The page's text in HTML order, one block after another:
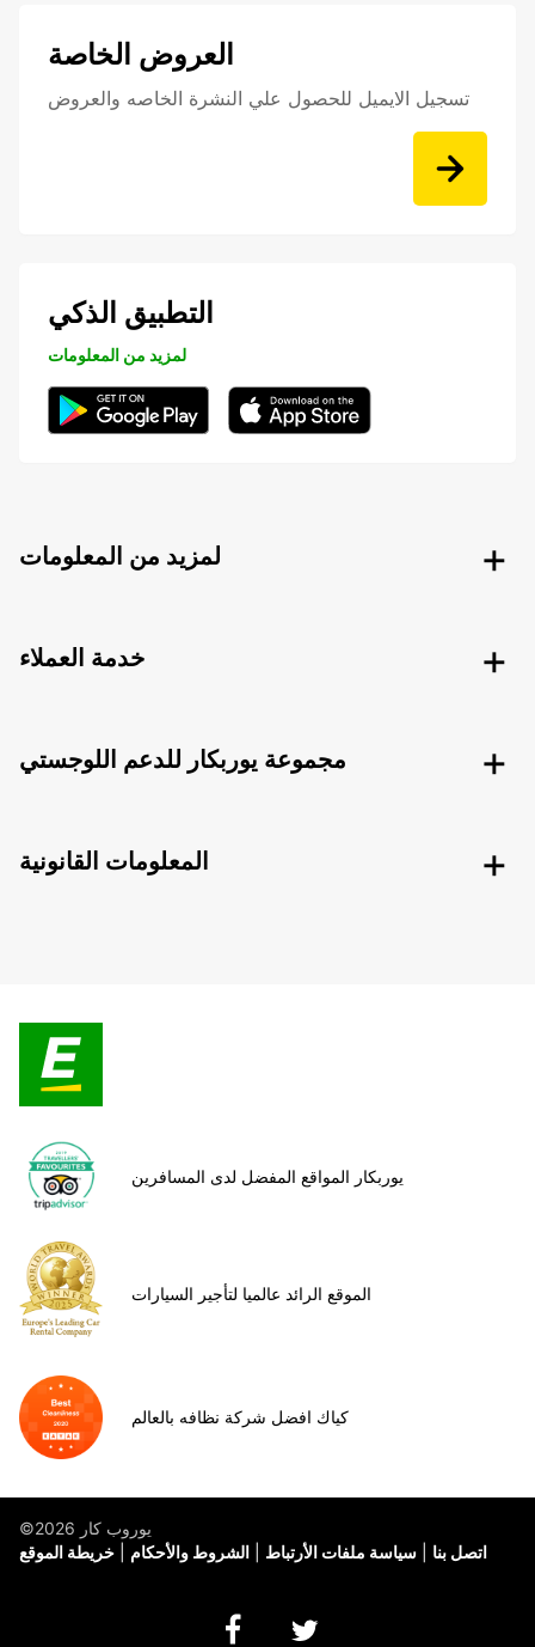
العروض الخاصة
تسجيل الايميل للحصول علي النشرة الخاصه والعروض
التطبيق الذكي
لمزيد من المعلومات
لمزيد من المعلومات
خدمة العملاء
مجموعة يوربكار للدعم اللوجستي
المعلومات القانونية
يوربكار المواقع المفضل لدى المسافرين
الموقع الرائد عالميا لتأجير السيارات
كياك افضل شركة نظافه بالعالم
©يوروب كار 2026
خريطة الموقع
الشروط والأحكام سياسة ملفات الأرتباط اتصل بنا